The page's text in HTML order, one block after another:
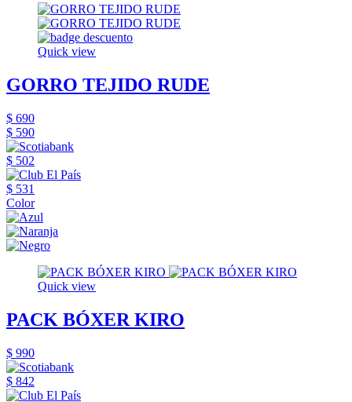
Quick view
GORRO TEJIDO RUDE
$ 690
$ 590
$ 502
$ 531
Color
Quick view
PACK BÓXER KIRO
$ 990
$ 842